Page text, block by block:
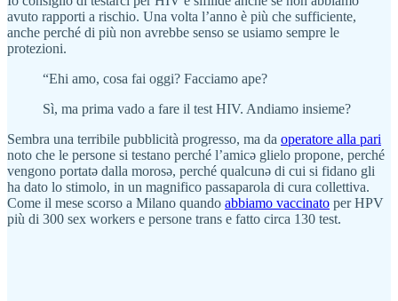
avuto rapporti a rischio. Una volta l’anno è più che sufficiente,
anche perché di più non avrebbe senso se usiamo sempre le
protezioni.
“Ehi amo, cosa fai oggi? Facciamo ape?
Sì, ma prima vado a fare il test HIV. Andiamo insieme?
Sembra una terribile pubblicità progresso, ma da operatore alla pari
noto che le persone si testano perché l’amicə glielo propone, perché
vengono portatə dalla morosə, perché qualcunə di cui si fidano gli
ha dato lo stimolo, in un magnifico passaparola di cura collettiva.
Come il mese scorso a Milano quando abbiamo vaccinato per HPV
più di 300 sex workers e persone trans e fatto circa 130 test.